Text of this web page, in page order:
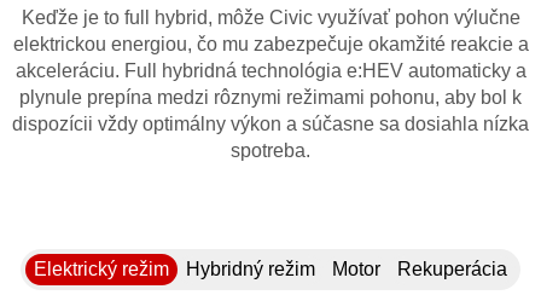
Keďže je to full hybrid, môže Civic využívať pohon výlučne
elektrickou energiou, čo mu zabezpečuje okamžité reakcie a
akceleráciu. Full hybridná technológia e:HEV automaticky a
plynule prepína medzi rôznymi režimami pohonu, aby bol k
dispozícii vždy optimálny výkon a súčasne sa dosiahla nízka
spotreba.
Elektrický režim Hybridný režim Motor Rekuperácia